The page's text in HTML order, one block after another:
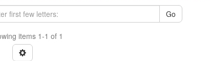
Go
items 1-1 of 1